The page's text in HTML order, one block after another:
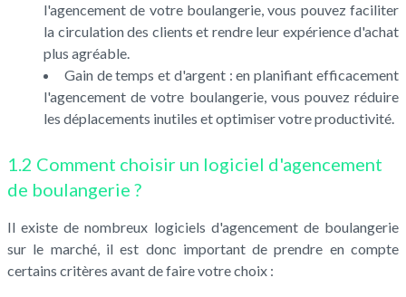
l'agencement de votre boulangerie, vous pouvez faciliter
la circulation des clients et rendre leur expérience d'achat
plus agréable.
Gain de temps et d'argent : en planifiant efficacement
l'agencement de votre boulangerie, vous pouvez réduire
les déplacements inutiles et optimiser votre productivité.
1.2 Comment choisir un logiciel d'agencement
de boulangerie ?
Il existe de nombreux logiciels d'agencement de boulangerie
sur le marché, il est donc important de prendre en compte
certains critères avant de faire votre choix :